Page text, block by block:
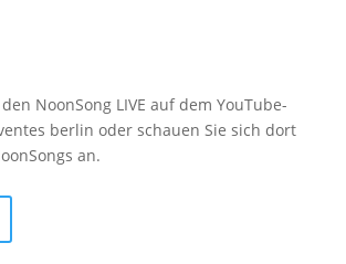
NoonSong LIVE auf dem YouTube-
berlin oder schauen Sie sich dort
an.